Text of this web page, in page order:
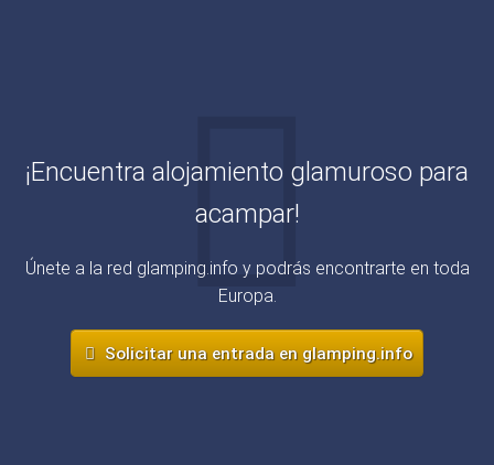
¡Encuentra alojamiento glamuroso para
acampar!
Únete a la red glamping.info y podrás encontrarte en toda
Europa.
Solicitar una entrada en glamping.info